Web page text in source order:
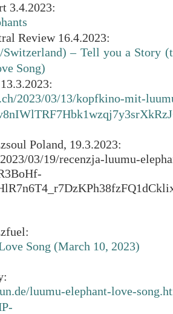
3.4.2023:
Review 16.4.2023:
Switzerland) – Tell you a Story
Song)
2023/03/13/kopfkino-mit-
Poland, 19.3.2023:
03/19/recenzja-luumu-
Song (March 10, 2023)
luumu-elephant-love-